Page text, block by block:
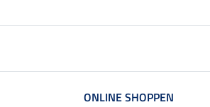
ONLINE SHOPPEN